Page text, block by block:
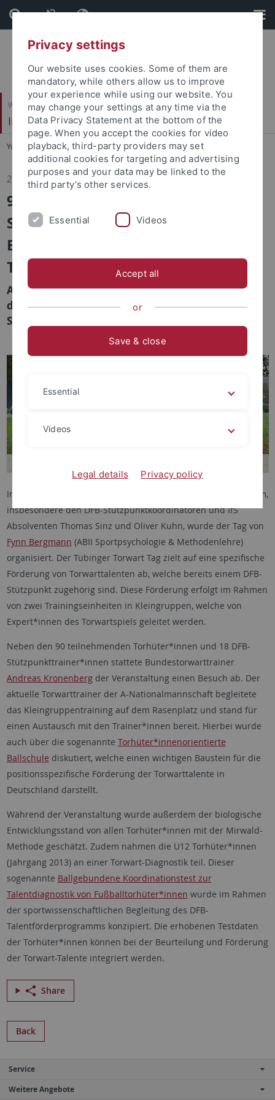
Skip
to
content
Skip
to
footer
Wirtschafts- und Sozialwissenschaftliche Fakultät
Institut für Sportwissenschaft
You are here: Startseite ... Institut
29.10.2024
90 Torhüter*innen, 18 DFB
Stützpunkttrainer*innen und der
Bundestorwarttrainer: der 3.
Tübinger-Torwart-Tag am IfS
Am 20.10.2024 fand die nun schon dritte Auflage
des Tübinger-Torwart-Tags am Institut für
Sportwissenschaft statt.
In enger Zusammenarbeit mit dem DFB-Talentförderprogramm,
insbesondere den DFB-Stützpunktkoordinatoren und IfS
Absolventen Thomas Sinz und Oliver Kuhn, wurde der Tag von
Fynn Bergmann (ABII Sportpsychologie & Methodenlehre)
organisiert. Der Tübinger Torwart Tag zielt auf eine spezifische
Förderung von Torwarttalenten ab, welche bereits einem DFB-
Stützpunkt zugehörig sind. Diese Förderung erfolgt im Rahmen
von zwei Trainingseinheiten in Kleingruppen, welche von
Expert*innen des Torwartspiels geleitet werden.
Neben den 90 teilnehmenden Torhüter*innen und 18 DFB-
Stützpunkttrainer*innen stattete Bundestorwarttrainer
Andreas Kronenbergder Veranstaltung einen Besuch ab. Der
aktuelle Torwarttrainer der A-Nationalmannschaft begleitete
das Kleingruppentraining auf dem Rasenplatz und stand für
einen Austausch mit den Trainer*innen bereit. Hierbei wurde
auch über die sogenannte Torhüter*innenorientierte
Ballschule diskutiert, welche einen wichtigen Baustein für die
positionsspezifische Förderung der Torwarttalente in
Deutschland darstellt.
Während der Veranstaltung wurde außerdem der biologische
Entwicklungsstand von allen Torhüter*innen mit der Mirwald-
Methode geschätzt. Zudem nahmen die U12 Torhüter*innen
(Jahrgang 2013) an einer Torwart-Diagnostik teil. Dieser
sogenannte Ballgebundene Koordinationstest zur
Talentdiagnostik von Fußballtorhüter*innen wurde im Rahmen
der sportwissenschaftlichen Begleitung des DFB-
Talentförderprogramms konzipiert. Die erhobenen Testdaten
der Torhüter*innen können bei der Beurteilung und Förderung
der Torwart-Talente integriert werden.
Share
Back
Service
Weitere Angebote
Privacy settings
Our website uses cookies. Some of them are
mandatory, while others allow us to improve
your experience while using our website. You
may change your settings at any time via the
Data Privacy Statement at the bottom of the
page. When you accept the cookies for video
playback, third-party providers may set
additional cookies for targeting and advertising
purposes and your data may be linked to the
third party’s other services.
Essential Videos
Accept all
or
Save & close
Essential
Videos
Legal details Privacy policy